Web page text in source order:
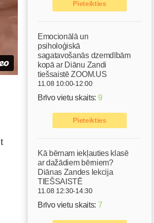
Pieteikties
Emocionālā un
psiholoģiskā
sagatavošanās dzemdībām
kopā ar Diānu Zandi
tiešsaistē ZOOM.US
11.08 10:00-12:00
Brīvo vietu skaits: 9
Pieteikties
Kā bērnam iekļauties klasē
ar dažādiem bērniem?
Diānas Zandes lekcija
TIEŠSAISTĒ
11.08 12:30-14:30
Brīvo vietu skaits: 7